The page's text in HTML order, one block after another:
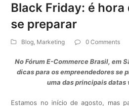
Black Friday: é hora
se preparar
Blog, Marketing 0 Comments
No Fórum E-Commerce Brasil, em
dicas para os empreendedores se
uma das principais datas
Estamos no início de agosto, mas